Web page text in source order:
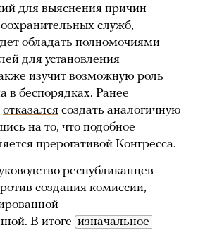
для выяснения причин
служб,
обладать полномочиями
для установления
изучит возможную роль
в беспорядках. Ранее
отказался создать аналогичную
на то, что подобное
прерогативой Конгресса.
республиканцев
создания комиссии,
В итоге изначальное